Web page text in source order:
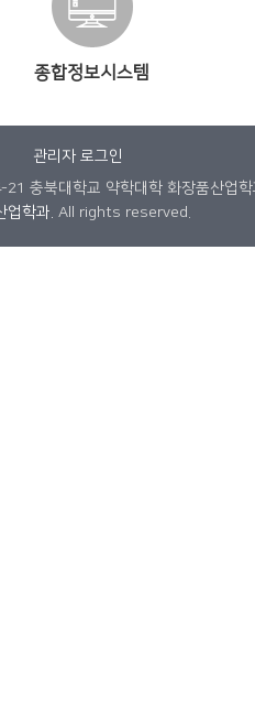
종합정보시스템
관리자 로그인
21 충북대학교 약학대학 화장품산
업학과. All rights reserved.